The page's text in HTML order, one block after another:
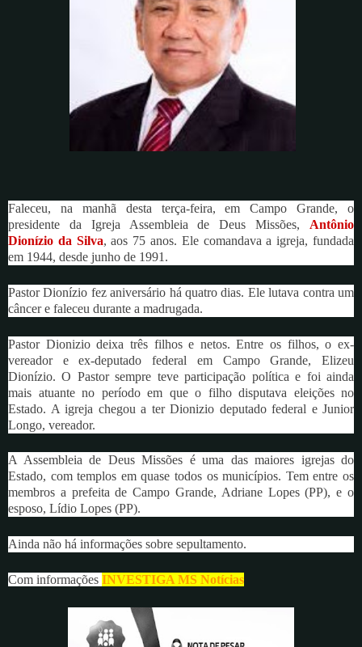
Faleceu, na manhã desta terça-feira, em Campo Grande, o
presidente da Igreja Assembleia de Deus Missões, Antônio
Dionízio da Silva, aos 75 anos. Ele comandava a igreja, fundada
em 1944, desde junho de 1991.
Pastor Dionízio fez aniversário há quatro dias. Ele lutava contra um
câncer e faleceu durante a madrugada.
Pastor Dionizio deixa três filhos e netos. Entre os filhos, o ex-
vereador e ex-deputado federal em Campo Grande, Elizeu
Dionízio. O Pastor sempre teve participação política e foi ainda
mais atuante no período em que o filho disputava eleições no
Estado. A igreja chegou a ter Dionizio deputado federal e Junior
Longo, vereador.
A Assembleia de Deus Missões é uma das maiores igrejas do
Estado, com templos em quase todos os municípios. Tem entre os
membros a prefeita de Campo Grande, Adriane Lopes (PP), e o
esposo, Lídio Lopes (PP).
Ainda não há informações sobre sepultamento.
Com informações INVESTIGA MS Notícias